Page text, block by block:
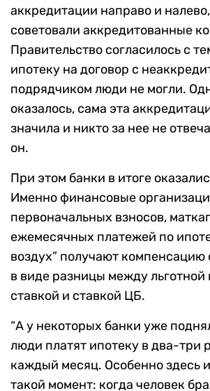
аккредитации направо и
советовали аккредитованные
Правительство согласилось с
ипотеку на договор с
подрядчиком люди не могли.
оказалось, сама эта
значила и никто за нее не
он.
При этом банки в итоге
Именно финансовые
первоначальных взносов,
ежемесячных платежей по
воздух” получают компенсацию
в виде разницы между льготной
ставкой и ставкой ЦБ.
“А у некоторых банки уже
люди платят ипотеку в два-три
каждый месяц. Особенно здесь
такой момент: когда человек